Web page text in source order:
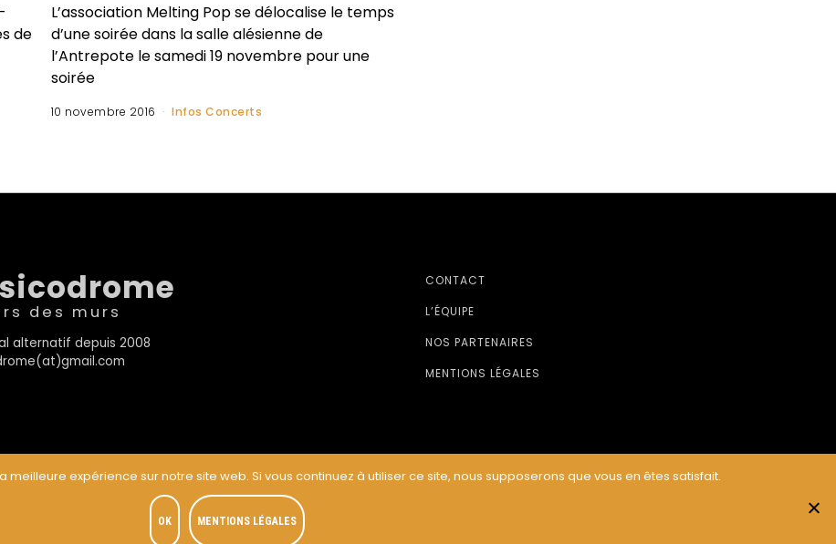
de
L’association Melting Pop se délocalise le temps
d’une soirée dans la salle alésienne de
l’Antrepote le samedi 19 novembre pour une
soirée
10 novembre 2016 Infos Concerts
des murs
alternatif depuis 2008
CONTACT
L’ÉQUIPE
NOS PARTENAIRES
MENTIONS LÉGALES
meilleure expérience sur notre site web. Si vous continuez à utiliser ce site, nous supposerons que vous en êtes satisfait.
OK MENTIONS LÉGALES